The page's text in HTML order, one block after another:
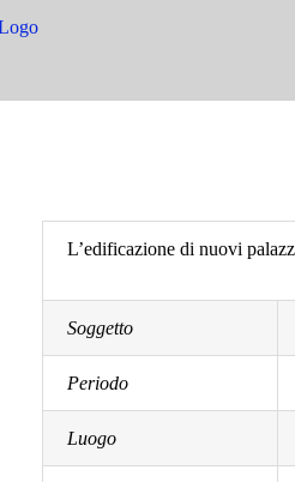
L’edificazione di nuovi
Soggetto
Periodo
Luogo